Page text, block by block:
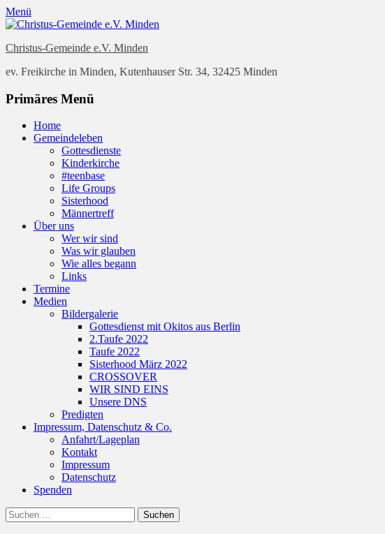
Menü
Christus-Gemeinde e.V. Minden
ev. Freikirche in Minden, Kutenhauser Str. 34, 32425 Minden
Facebook
E-
Mail
YouTube
Instagram
Website
Primäres Menü
Zum
Inhalt
Home
Gemeindeleben
Gottesdienste
Kinderkirche
#teenbase
Life Groups
Sisterhood
Männertreff
Über uns
Wer wir sind
Was wir glauben
Wie alles begann
Links
Termine
Medien
Bildergalerie
Gottesdienst mit Okitos aus Berlin
2.Taufe 2022
Taufe 2022
Sisterhood März 2022
CROSSOVER
WIR SIND EINS
Unsere DNS
Predigten
Impressum, Datenschutz & Co.
Anfahrt/Lageplan
Kontakt
Impressum
Datenschutz
Spenden
Suchen
Suche
nach: